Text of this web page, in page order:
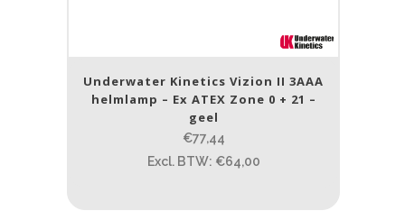
Underwater Kinetics Vizion II 3AAA
helmlamp – Ex ATEX Zone 0 + 21 –
geel
€77,44
Excl. BTW: €64,00